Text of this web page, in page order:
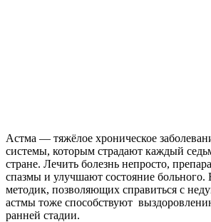
Астма — тяжёлое хроническое
системы, которым страдают каждый
стране. Лечить болезнь непросто,
спазмы и улучшают состояние больного.
методик, позволяющих справиться с
астмы тоже способствуют
ранней стадии.